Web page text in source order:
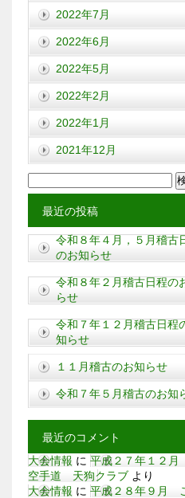
2022年7月
2022年6月
2022年5月
2022年2月
2022年1月
2021年12月
索:
最近の投稿
令和８年４月，５月稽古
のお知らせ
令和８年２月稽古日程の
らせ
令和７年１２月稽古日程
知らせ
１１月稽古のお知らせ
令和７年５月稽古のお知
最近のコメント
大会情報 に 平成２７年１２
空手道 天狗クラブ より
大会情報 に 平成２８年９月